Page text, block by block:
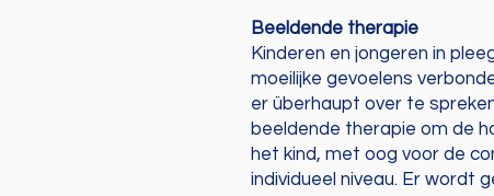
Beeldende therapie
Kinderen en jongeren in
moeilijke gevoelens
er überhaupt over te
beeldende therapie om de
het kind, met oog voor de
individueel niveau. Er wordt